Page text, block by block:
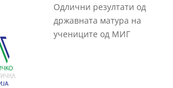
Одлични резултати од
државната матура на
учениците од МИГ